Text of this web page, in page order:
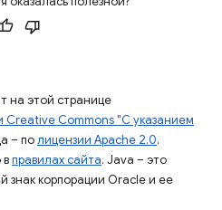
на этой странице
Creative Commons "С указанием
– полицензии Apache 2.0.
правилах сайта. Java – это
знак корпорации Oracle и ее